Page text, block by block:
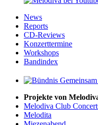
News
Reports
CD-Reviews
Konzerttermine
Workshops
Bandindex
Projekte von
Melodiva Club
Melodita